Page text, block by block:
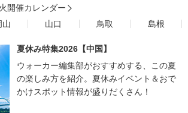
開催カレンダー
山 山口 鳥取 島根
夏休み特集2026【中国】
ウォーカー編集部がおすすめする、この夏
の楽しみ方を紹介。夏休みイベント＆おで
かけスポット情報が盛りだくさん！